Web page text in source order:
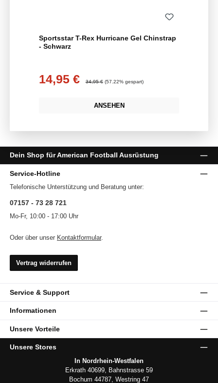
Sportsstar T-Rex Hurricane Gel Chinstrap
- Schwarz
Verkaufspreis:
14,95 € Regulärer Preis:
34,95 € (57.22% gespart)
ANSEHEN
Dein Shop für American Football Ausrüstung
Service-Hotline
Telefonische Unterstützung und Beratung unter:
07157 - 73 28 721
Mo-Fr, 10:00 - 17:00 Uhr
Oder über unser Kontaktformular.
Vertrag widerrufen
Service & Support
Informationen
Unsere Vorteile
Unsere Stores
In Nordrhein-Westfalen
Erkrath 40699, Bahnstrasse 59
Bochum 44787, Westring 47